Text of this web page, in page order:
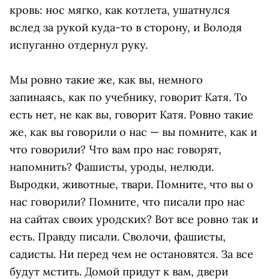
кровь: нос мягко, как котлета, ушатнулся
вслед за рукой куда-то в сторону, и Володя
испуганно отдернул руку.
Мы ровно такие же, как вы, немного
запинаясь, как по учебнику, говорит Катя. То
есть нет, не как вы, говорит Катя. Ровно такие
же, как вы говорили о нас — вы помните, как и
что говорили? Что вам про нас говорят,
напомнить? Фашисты, уроды, нелюди.
Выродки, животные, твари. Помните, что вы о
нас говорили? Помните, что писали про нас
на сайтах своих уродских? Вот все ровно так и
есть. Правду писали. Сволочи, фашисты,
садисты. Ни перед чем не остановятся. За все
будут мстить. Домой придут к вам, двери